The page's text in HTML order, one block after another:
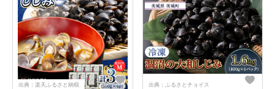
出典：楽天ふるさと納税 出典：ふるさとチョイス